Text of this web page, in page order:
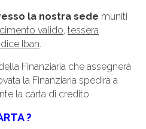
la nostra sede muniti
valido, tessera
Iban.
Finanziaria che assegnerà
la Finanziaria spedirà a
la carta di credito.
?